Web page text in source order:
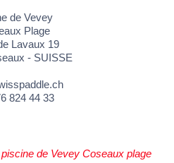
de Vevey
Plage
Lavaux 19
- SUISSE
824 44 33
de Vevey Coseaux plage